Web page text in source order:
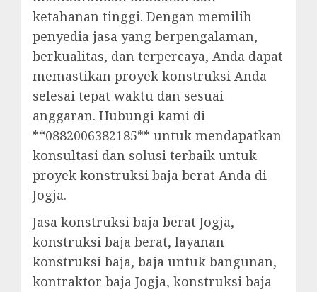
ketahanan tinggi. Dengan memilih
penyedia jasa yang berpengalaman,
berkualitas, dan terpercaya, Anda dapat
memastikan proyek konstruksi Anda
selesai tepat waktu dan sesuai
anggaran. Hubungi kami di
**0882006382185** untuk mendapatkan
konsultasi dan solusi terbaik untuk
proyek konstruksi baja berat Anda di
Jogja.
Jasa konstruksi baja berat Jogja,
konstruksi baja berat, layanan
konstruksi baja, baja untuk bangunan,
kontraktor baja Jogja, konstruksi baja